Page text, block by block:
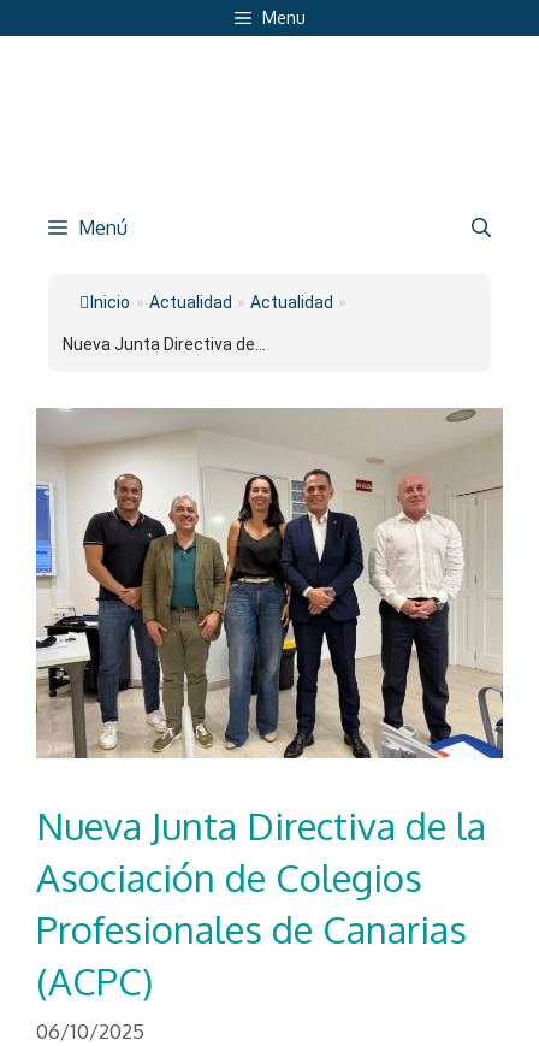
al
Menu
Menú
Inicio » Actualidad » Actualidad »
Nueva Junta Directiva de...
Nueva Junta Directiva de la
Asociación de Colegios
Profesionales de Canarias
(ACPC)
06/10/2025